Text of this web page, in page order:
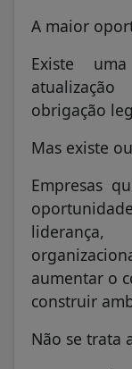
A maior
Existe
obrigação
Mas existe
Empresas
aumentar o
construir
Não se trata